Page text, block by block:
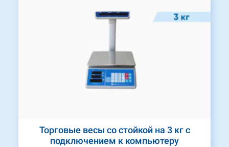
Торговые весы со стойкой на 3 кг с
подключением к компьютеру